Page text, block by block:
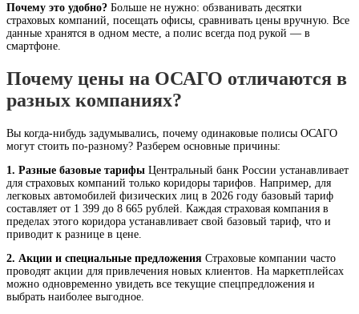
Почему это удобно? Больше не нужно: обзванивать десятки
страховых компаний, посещать офисы, сравнивать цены вручную. Все
данные хранятся в одном месте, а полис всегда под рукой — в
смартфоне.
Почему цены на ОСАГО отличаются в
разных компаниях?
Вы когда-нибудь задумывались, почему одинаковые полисы ОСАГО
могут стоить по-разному? Разберем основные причины:
1. Разные базовые тарифы Центральный банк России устанавливает
для страховых компаний только коридоры тарифов. Например, для
легковых автомобилей физических лиц в 2026 году базовый тариф
составляет от 1 399 до 8 665 рублей. Каждая страховая компания в
пределах этого коридора устанавливает свой базовый тариф, что и
приводит к разнице в цене.
2. Акции и специальные предложения Страховые компании часто
проводят акции для привлечения новых клиентов. На маркетплейсах
можно одновременно увидеть все текущие спецпредложения и
выбрать наиболее выгодное.